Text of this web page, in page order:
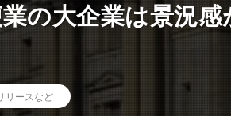
の大企業は景況感
リースなど